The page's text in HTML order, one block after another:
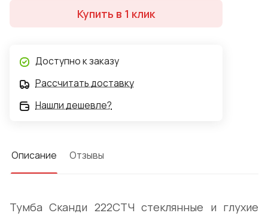
рассыпается на мелкие кусочки), которое является
безопасным. На внешнюю сторону стекла нанесена
Купить в 1 клик
Доступно к заказу
Рассчитать доставку
Нашли дешевле?
Описание Отзывы
Тумба Сканди 222СТЧ стеклянные и глухие